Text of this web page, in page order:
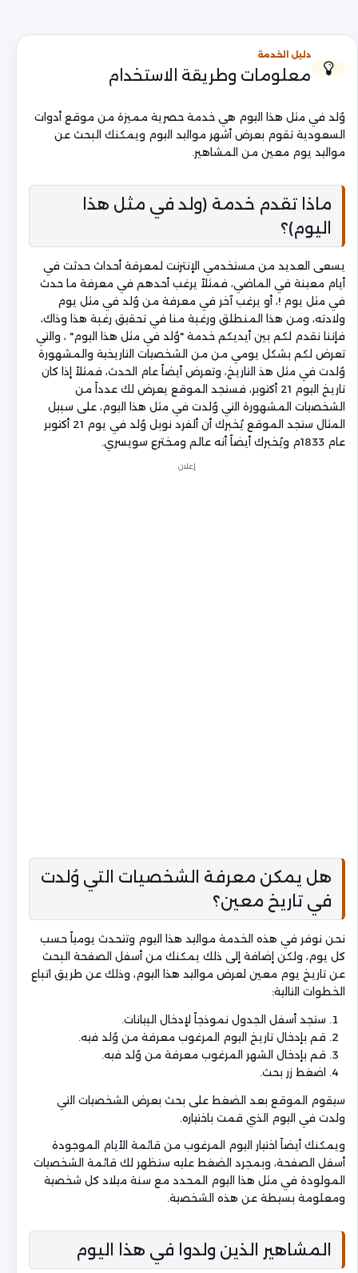
دليل الخدمة
معلومات وطريقة الاستخدام
وُلد في مثل هذا اليوم هي خدمة حصرية مميزة من موقع أدوات
السعودية تقوم بعرض أشهر مواليد اليوم ويمكنك البحث عن
مواليد يوم معين من المشاهير.
ماذا تقدم خدمة (ولد في مثل هذا
اليوم)؟
يسعى العديد من مستخدمي الإنترنت لمعرفة أحداث حدثت في
أيام معينة في الماضي، فمثلاً يرغب أحدهم في معرفة ما حدث
في مثل يوم !، أو يرغب آخر في معرفة من وُلد في مثل يوم
ولادته، ومن هذا المنطلق ورغبة منا في تحقيق رغبة هذا وذاك،
فإننا نقدم لكم بين أيديكم خدمة "وُلد في مثل هذا اليوم" ، والتي
تعرض لكم بشكل يومي من من الشخصيات التاريخية والمشهورة
وُلدت في مثل هذ التاريخ، وتعرض أيضاً عام الحدث، فمثلاً إذا كان
تاريخ اليوم 21 أكتوبر، فستجد الموقع يعرض لك عدداً من
الشخصيات المشهورة التي وُلدت في مثل هذا اليوم، على سبيل
المثال ستجد الموقع يُخبرك أن ألفرد نوبل وُلد في يوم 21 أكتوبر
عام 1833م ويُخبرك أيضاً أنه عالم ومخترع سويسري.
إعلان
هل يمكن معرفة الشخصيات التي وُلدت
في تاريخ معين؟
نحن نوفر في هذه الخدمة مواليد هذا اليوم وتتحدث يومياً حسب
كل يوم، ولكن إضافة إلى ذلك يمكنك من أسفل الصفحة البحث
عن تاريخ يوم معين لعرض مواليد هذا اليوم، وذلك عن طريق اتباع
الخطوات التالية:
ستجد أسفل الجدول نموذجاً لإدخال البيانات.
قم بإدخال تاريخ اليوم المرغوب معرفة من وُلد فيه.
قم بإدخال الشهر المرغوب معرفة من وُلد فيه.
اضغط زر بحث.
سيقوم الموقع بعد الضغط على بحث بعرض الشخصيات التي
ولدت في اليوم الذي قمت باختياره.
ويمكنك أيضاً اختيار اليوم المرغوب من قائمة الأيام الموجودة
أسفل الصفحة، وبمجرد الضغط عليه ستظهر لك قائمة الشخصيات
المولودة في مثل هذا اليوم المحدد مع سنة ميلاد كل شخصية
ومعلومة بسيطة عن هذه الشخصية.
المشاهير الذين ولدوا في هذا اليوم